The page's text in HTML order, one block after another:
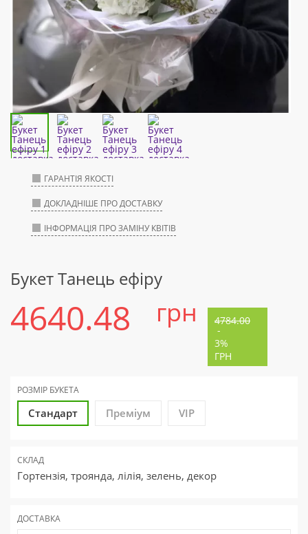
ГАРАНТІЯ ЯКОСТІ
ДОКЛАДНІШЕ ПРО ДОСТАВКУ
ІНФОРМАЦІЯ ПРО ЗАМІНУ КВІТІВ
Букет Танець ефіру
4640.48 грн 4784.00
-
3%
ГРН
РОЗМІР БУКЕТА
Стандарт Преміум VIP
СКЛАД
Гортензія, троянда, лілія, зелень, декор
ДОСТАВКА